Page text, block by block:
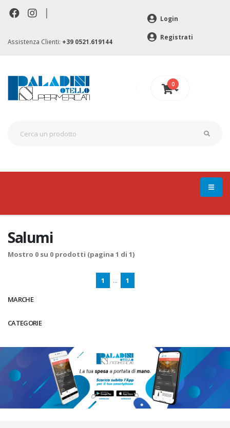
|
Assistenza Clienti: +39 0521.619144
Login
Registrati
0
MARCHE
CATEGORIE
Salumi
Mostro 0 su 0 prodotti (pagina 1 di 1)
1 ... 1